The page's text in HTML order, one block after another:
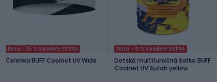
Extra -25 % s kódom EXTRA
Čelenka BUFF Coolnet UV Wide
Extra -10 % s kódom EXTRA
Detská multifunkčná šatka BUFF
Coolnet UV Sutah yellow